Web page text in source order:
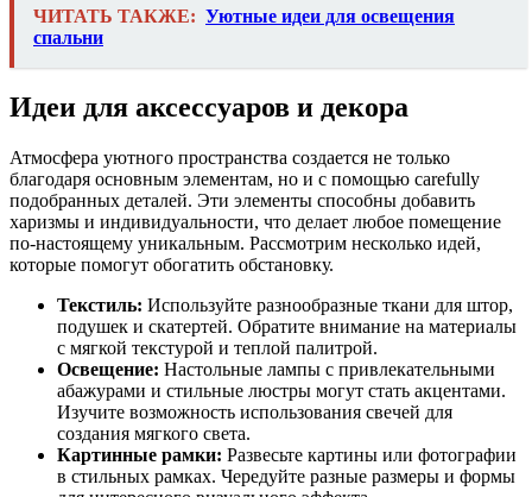
ЧИТАТЬ ТАКЖЕ: Уютные идеи для освещения
спальни
Идеи для аксессуаров и декора
Атмосфера уютного пространства создается не только
благодаря основным элементам, но и с помощью carefully
подобранных деталей. Эти элементы способны добавить
харизмы и индивидуальности, что делает любое помещение
по-настоящему уникальным. Рассмотрим несколько идей,
которые помогут обогатить обстановку.
Текстиль: Используйте разнообразные ткани для штор,
подушек и скатертей. Обратите внимание на материалы
с мягкой текстурой и теплой палитрой.
Освещение: Настольные лампы с привлекательными
абажурами и стильные люстры могут стать акцентами.
Изучите возможность использования свечей для
создания мягкого света.
Картинные рамки: Развесьте картины или фотографии
в стильных рамках. Чередуйте разные размеры и формы